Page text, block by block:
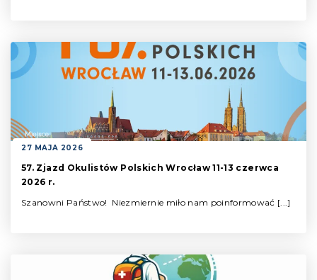
27 MAJA 2026
57. Zjazd Okulistów Polskich Wrocław 11-13 czerwca
2026 r.
Szanowni Państwo! Niezmiernie miło nam poinformować [...]